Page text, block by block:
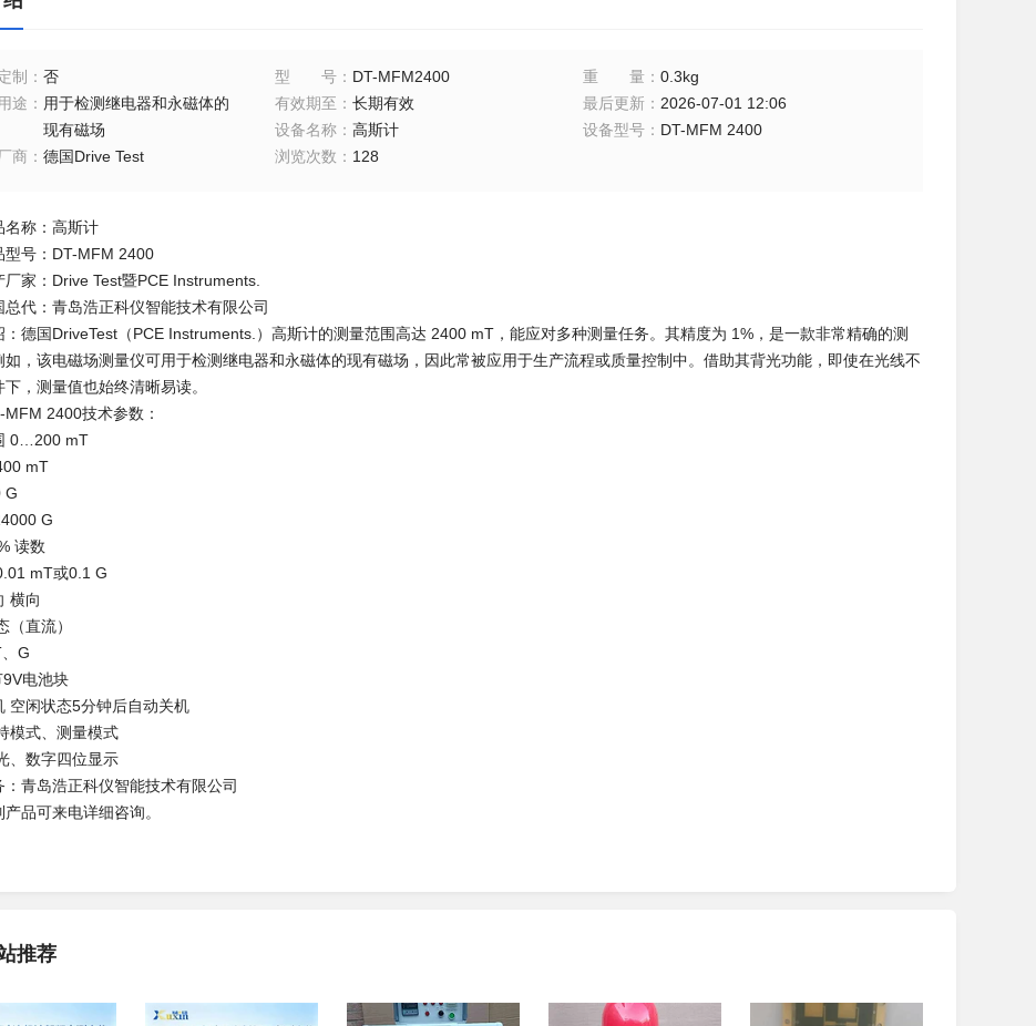
制 ： 否 型号： DT-MFM2400 重量 ：0.3kg
途 ： 用于检测继电器和永磁体的
现有磁场
有效期至 ： 长期有效 最后更新 ： 2026-07-01 12:06
设备名称： 高斯计 设备型号 ： DT-MFM 2400
商 ： 德国Drive Test 浏览次数 ： 128
名称：高斯计
型号：DT-MFM 2400
厂家：Drive Test暨PCE Instruments.
总代：青岛浩正科仪智能技术有限公司
：德国DriveTest（PCE Instruments.）高斯计的测量范围高达 2400 mT，能应对多种测量任务。其精度为 1%，是一款非常精确的测
如，该电磁场测量仪可用于检测继电器和永磁体的现有磁场，因此常被应用于生产流程或质量控制中。借助其背光功能，即使在光线不
，测量值也始终清晰易读。
2400技术参数：
0…200 mT
mT
G
G
读数
mT或0.1 G
横向
（直流）
G
电池块
空闲状态5分钟后自动关机
模式、测量模式
、数字四位显示
：青岛浩正科仪智能技术有限公司
产品可来电详细咨询。
推荐